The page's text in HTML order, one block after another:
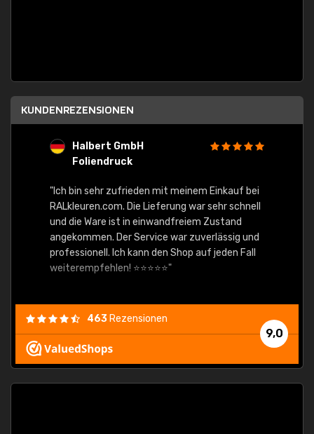
KUNDENREZENSIONEN
Halbert GmbH
Foliendruck
"Ich bin sehr zufrieden mit meinem Einkauf bei
RALkleuren.com. Die Lieferung war sehr schnell
und die Ware ist in einwandfreiem Zustand
angekommen. Der Service war zuverlässig und
professionell. Ich kann den Shop auf jeden Fall
weiterempfehlen! ⭐⭐⭐⭐⭐"
9,0
463 Rezensionen